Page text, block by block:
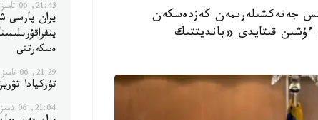
جەتەكشىلەرىمەن كەزدەسكەن
ءۇشىن قىتايدى «بانديتتىك
21:43, 06 تامىز 2026
يران پارسى
ەسكەرتتى
21:29, 06 تامىز 2026
تۇركيادا
21:04, 06 تامىز 2026